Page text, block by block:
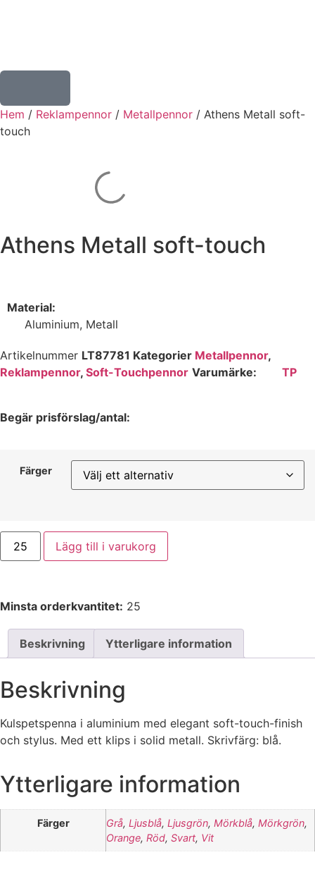
Hem / Reklampennor / Metallpennor / Athens Metall soft-
touch
Athens Metall soft-touch
Material:
Aluminium, Metall
Artikelnummer LT87781 Kategorier Metallpennor,
Reklampennor, Soft-Touchpennor Varumärke: TP
Begär prisförslag/antal:
Färger
Lägg till i varukorg
Minsta orderkvantitet: 25
Beskrivning Ytterligare information
Beskrivning
Kulspetspenna i aluminium med elegant soft-touch-finish
och stylus. Med ett klips i solid metall. Skrivfärg: blå.
Ytterligare information
Färger Grå, Ljusblå, Ljusgrön, Mörkblå, Mörkgrön,
Orange, Röd, Svart, Vit